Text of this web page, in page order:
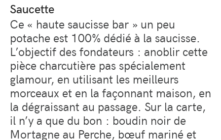
Saucette
Ce « haute saucisse bar » un peu
potache est 100% dédié à la saucisse.
L’objectif des fondateurs : anoblir cette
pièce charcutière pas spécialement
glamour, en utilisant les meilleurs
morceaux et en la façonnant maison, en
la dégraissant au passage. Sur la carte,
il n’y a que du bon : boudin noir de
Mortagne au Perche, bœuf mariné et